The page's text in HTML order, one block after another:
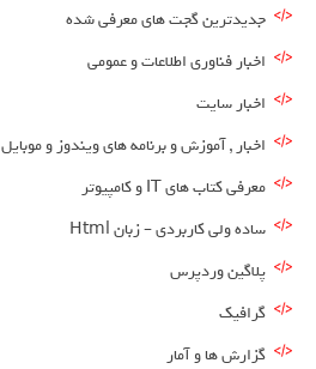
جدیدترین گجت های معرفی شده
اخبار فناوری اطلاعات و عمومی
اخبار سایت
اخبار , آموزش و برنامه های ویندوز و موبایل
معرفی کتاب های IT و کامپیوتر
ساده ولی کاربردی – زبان Html
پلاگین وردپرس
گرافیک
گزارش ها و آمار